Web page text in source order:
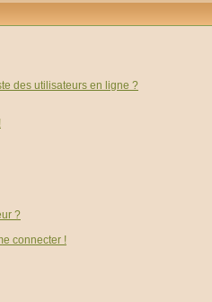
des utilisateurs en ligne ?
?
connecter !